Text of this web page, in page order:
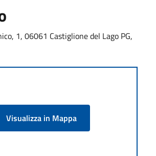
1, 06061 Castiglione del Lago PG,
Visualizza in Mappa